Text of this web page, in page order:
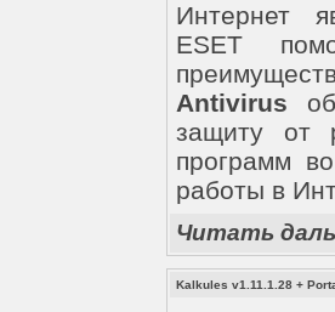
Интернет
ESET
Antivirus
защиту от
программ
работы в
Читать
Kalkules v1.11.1.28 +